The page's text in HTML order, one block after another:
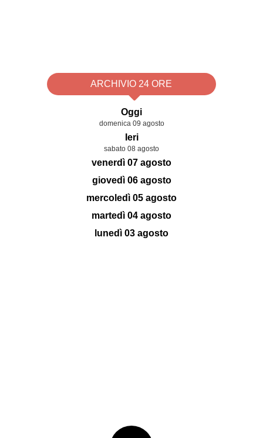
ARCHIVIO 24 ORE
Oggi
domenica 09 agosto
Ieri
sabato 08 agosto
venerdì 07 agosto
giovedì 06 agosto
mercoledì 05 agosto
martedì 04 agosto
lunedì 03 agosto